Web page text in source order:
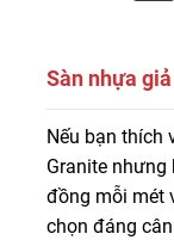
Sàn nhựa
Mua sàn nhựa
lâu tại Sàn
báo giá sàn
Nếu bạn thích
Granite
đồng mỗi mét
chọn đáng